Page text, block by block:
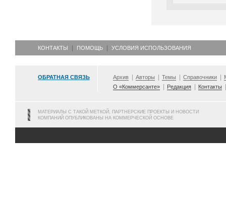
КОНТАКТЫ ПОМОЩЬ УСЛОВИЯ ИСПОЛЬЗОВАНИЯ
ОБРАТНАЯ СВЯЗЬ Архив Авторы Темы Справочники
О «Коммерсанте»
Редакция Контакты
МАТЕРИАЛЫ С ТАКОЙ МЕТКОЙ, ПАРТНЕРСКИЕ ПРОЕКТЫ И НОВОСТИ
КОМПАНИЙ ОПУБЛИКОВАНЫ НА КОММЕРЧЕСКОЙ ОСНОВЕ